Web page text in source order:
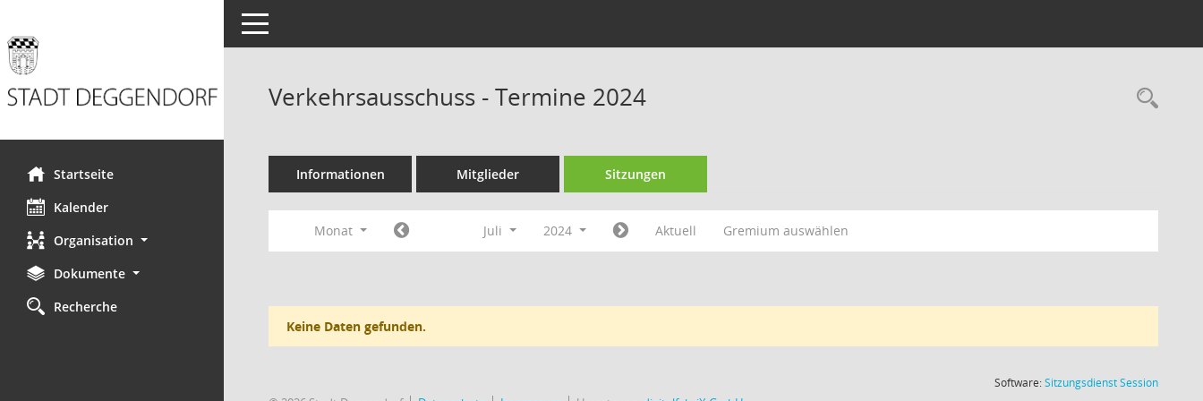
Startseite
Kalender
Organisation
Dokumente
Recherche
Toggle navigation
Verkehrsausschuss - Termine 2024
Informationen Mitglieder Sitzungen
Monat Juli 2024 Aktuell Gremium auswählen
Keine Daten gefunden.
Software:SitzungsdienstSession(Wird in